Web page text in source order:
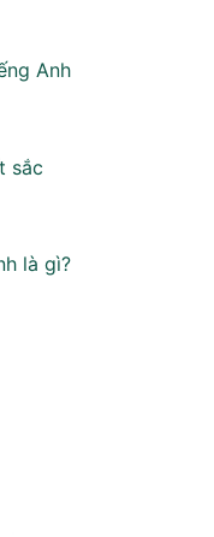
Anh
sắc
là gì?